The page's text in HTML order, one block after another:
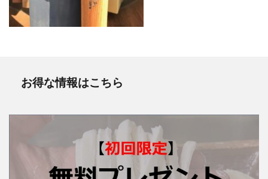
お得な情報はこちら